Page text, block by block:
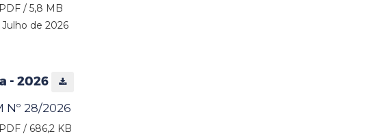
PDF / 5,8 MB
Julho de 2026
- 2026
Nº 28/2026
PDF / 686,2 KB